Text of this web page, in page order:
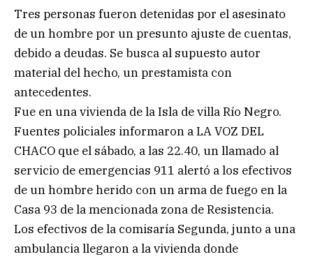
Tres personas fueron detenidas por el asesinato
de un hombre por un presunto ajuste de cuentas,
debido a deudas. Se busca al supuesto autor
material del hecho, un prestamista con
antecedentes.
Fue en una vivienda de la Isla de villa Río Negro.
Fuentes policiales informaron a LA VOZ DEL
CHACO que el sábado, a las 22.40, un llamado al
servicio de emergencias 911 alertó a los efectivos
de un hombre herido con un arma de fuego en la
Casa 93 de la mencionada zona de Resistencia.
Los efectivos de la comisaría Segunda, junto a una
ambulancia llegaron a la vivienda donde